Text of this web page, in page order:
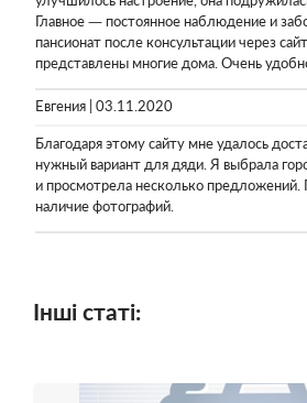
Главное — постоянное наблюдение и
пансионат после консультации через
представлены многие дома. Очень
Евгения | 03.11.2020
Благодаря этому сайту мне удалось
нужный вариант для дяди. Я выбрала
и просмотрела несколько
наличие фотографий.
Інші статі: